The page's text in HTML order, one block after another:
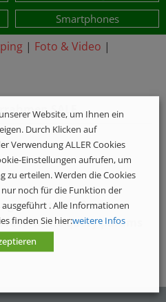
Smartphones
| Foto & Video |
SALE
execution of an
review the query params
Website, um Ihnen ein
Durch Klicken auf
Verwendung ALLER Cookies
Einstellungen aufrufen, um
zu erteilen. Werden die Cookies
noch für die Funktion der
. Alle Informationen
finden Sie hier:weitere Infos